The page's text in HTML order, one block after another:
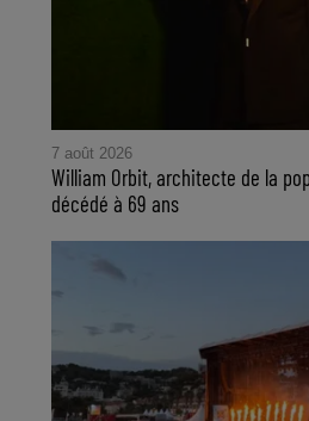
7 août 2026
William Orbit, architecte de la
décédé à 69 ans